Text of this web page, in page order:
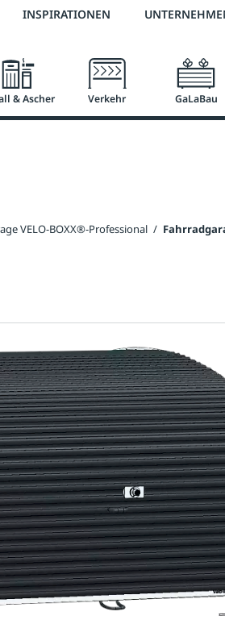
3 % Online-Rabatt
INSPIRATIONEN
& Ascher Verkehr GaLaBau
VELO-BOXX®-Professional /